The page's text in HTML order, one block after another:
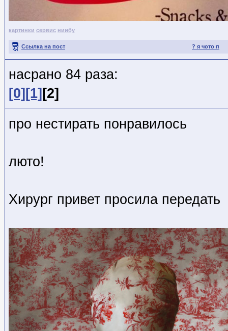
картинки сервис ниибу
? я чото п
Ссылка на пост
насрано 84 раза:
[0] [1] [2]
про нестирать понравилось
люто!
Хирург привет просила передать